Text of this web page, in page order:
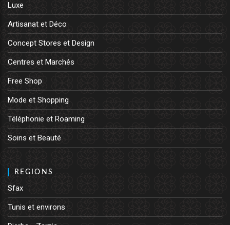
Luxe
Artisanat et Déco
Concept Stores et Design
Centres et Marchés
Free Shop
Mode et Shopping
Téléphonie et Roaming
Soins et Beauté
REGIONS
Sfax
Tunis et environs